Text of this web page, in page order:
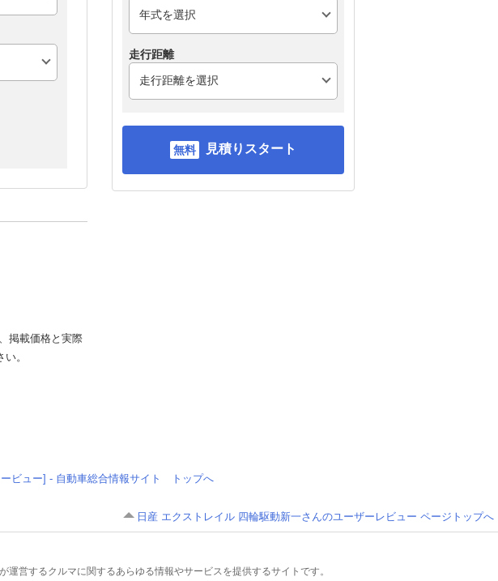
掲載価格と実際
。
走行距離
見積りスタート
ビュー] - 自動車総合情報サイト トップへ
日産 エクストレイル 四輪駆動新一さんのユーザーレビュー ページトップへ
営するクルマに関するあらゆる情報やサービスを提供するサイトです。